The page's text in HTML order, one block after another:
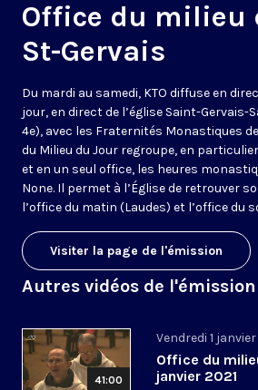
Office du milieu
St-Gervais
Du mardi au samedi, KTO diffuse en
jour, en direct de l’église Saint-
4e), avec les Fraternités Monastiques
du Milieu du Jour regroupe, en
et en un seul office, les heures
None. Il permet à l’Église de retrouver
l’office du matin (Laudes) et l’office du
Visiter la page de l'émission
Autres vidéos de l'émission
41:00
Vendredi 1 janvier
Office du
janvier 2021